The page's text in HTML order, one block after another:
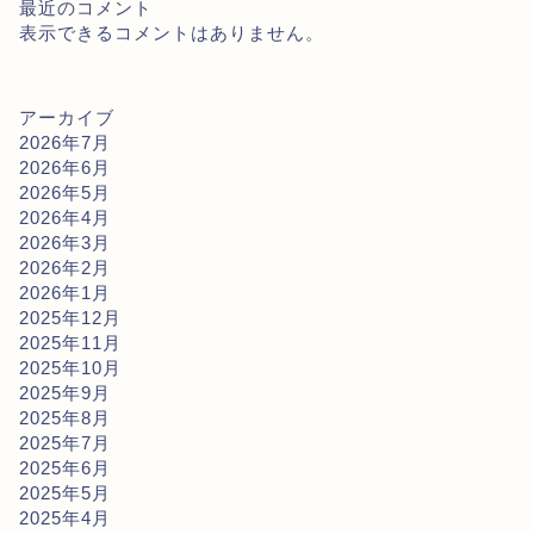
最近のコメント
表示できるコメントはありません。
アーカイブ
2026年7月
2026年6月
2026年5月
2026年4月
2026年3月
2026年2月
2026年1月
2025年12月
2025年11月
2025年10月
2025年9月
2025年8月
2025年7月
2025年6月
2025年5月
2025年4月